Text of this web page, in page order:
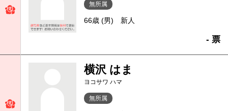
無所属
66歳 (男) 新人
- 票
横沢 はま
ヨコサワ ハマ
無所属